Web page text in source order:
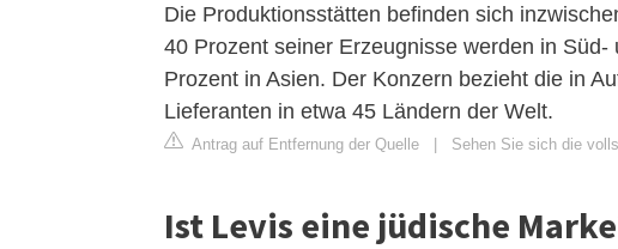
Die Produktionsstätten befinden sich
40 Prozent seiner Erzeugnisse werden in
Prozent in Asien. Der Konzern bezieht die in
Lieferanten in etwa 45 Ländern der Welt.
Antrag auf Entfernung der Quelle | Sehen Sie sich die
Ist Levis eine jüdische